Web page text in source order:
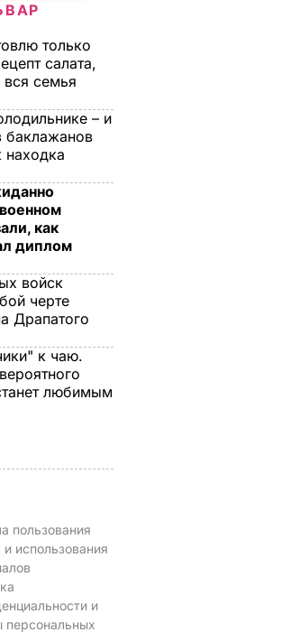
45-
принца
не поздравил
БУЛЬВАР
только
салата,
семья
– и
баклажанов
находка
как
диплом
войск
черте
Драпатого
к чаю.
любимым
пользования
использования
и
персональных